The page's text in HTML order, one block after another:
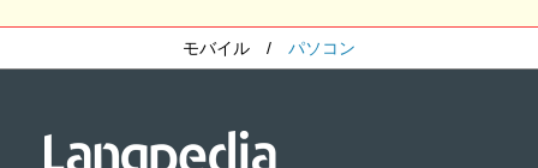
モバイル / パソコン